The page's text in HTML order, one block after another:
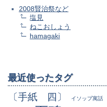
2008賢治祭など
塩見
ねこおしょう
hamagaki
最近使ったタグ
〔手紙 四〕 イソップ寓話